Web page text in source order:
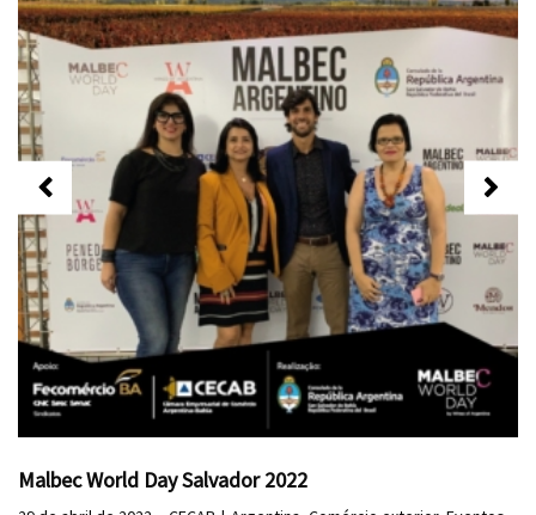
Malbec World Day Salvador 2022